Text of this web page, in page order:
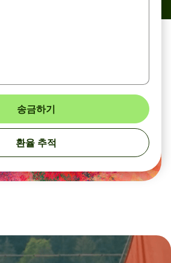
송금하기
환율 추적